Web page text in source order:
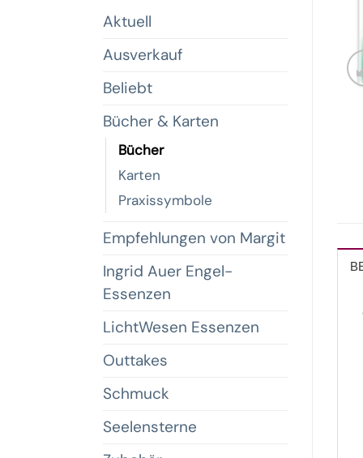
Aktuell
Ausverkauf
Beliebt
Bücher & Karten
Bücher
Karten
Praxissymbole
Empfehlungen von Margit
Ingrid Auer Engel-
Essenzen
LichtWesen Essenzen
Outtakes
Schmuck
Seelensterne